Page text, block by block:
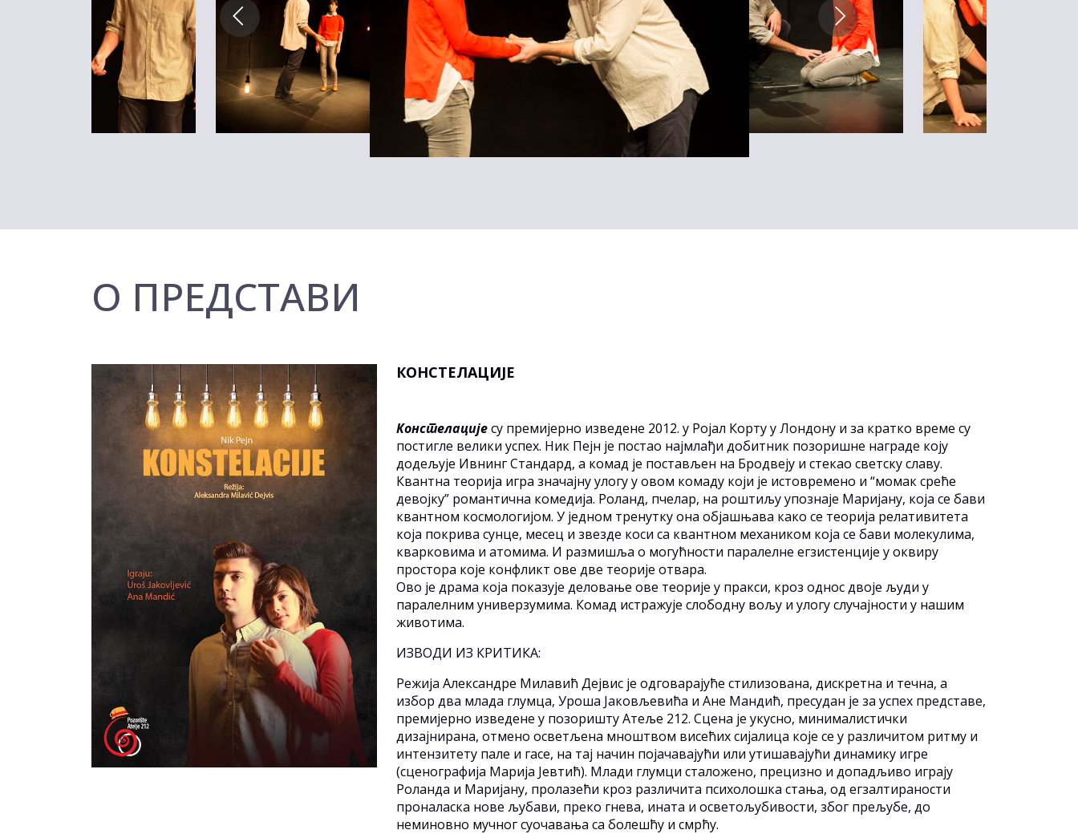
О ПРЕДСТАВИ
КОНСТЕЛАЦИЈЕ
Констелацијесу премијерно изведене 2012. у Ројал Корту у Лондону и за кратко време су
постигле велики успех. Ник Пејн је постао најмлађи добитник позоришне награде коју
додељује Ивнинг Стандард, а комад је постављен на Бродвеју и стекао светску славу.
Квантна теорија игра значајну улогу у овом комаду који је истовремено и “момак среће
девојку” романтична комедија. Роланд, пчелар, на роштиљу упознаје Маријану, која се бави
квантном космологијом. У једном тренутку она објашњава како се теорија релативитета
која покрива сунце, месец и звезде коси са квантном механиком која се бави молекулима,
кварковима и атомима. И размишља о могућности паралелне егзистенције у оквиру
простора које конфликт ове две теорије отвара.
Ово је драма која показује деловање ове теорије у пракси, кроз однос двоје људи у
паралелним универзумима. Комад истражује слободну вољу и улогу случајности у нашим
животима.
ИЗВОДИ ИЗ КРИТИКА:
Режија Александре Милавић Дејвис је одговарајуће стилизована, дискретна и течна, а
избор два млада глумца, Уроша Јаковљевића и Ане Мандић, пресудан је за успех представе,
премијерно изведене у позоришту Атеље 212. Сцена је укусно, минималистички
дизајнирана, отмено осветљена мноштвом висећих сијалица које се у различитом ритму и
интензитету пале и гасе, на тај начин појачавајући или утишавајући динамику игре
(сценографија Марија Јевтић). Млади глумци сталожено, прецизно и допадљиво играју
Роланда и Маријану, пролазећи кроз различита психолошка стања, од егзалтираности
проналаска нове љубави, преко гнева, ината и осветољубивости, због прељубе, до
неминовно мучног суочавања са болешћу и смрћу.